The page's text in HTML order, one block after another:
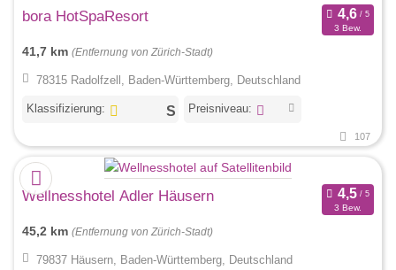
bora HotSpaResort
3 Bew.
41,7 km (Entfernung von Zürich-Stadt)
78315 Radolfzell, Baden-Württemberg, Deutschland
Klassifizierung: Preisniveau:
107
Wellnesshotel Adler Häusern
3 Bew.
45,2 km (Entfernung von Zürich-Stadt)
79837 Häusern, Baden-Württemberg, Deutschland